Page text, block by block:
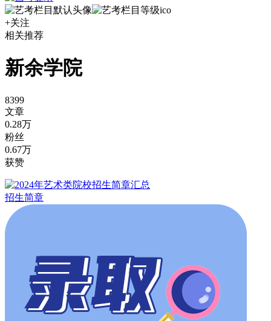
+关注
相关推荐
新余学院
8399
文章
0.28万
粉丝
0.67万
获赞
招生简章